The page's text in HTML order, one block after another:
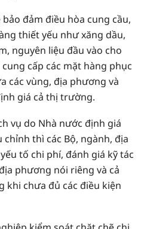
đảm điều hòa cung cầu,
thiết yếu như xăng dầu,
nguyên liệu đầu vào cho
cấp các mặt hàng phục
các vùng, địa phương và
giá cả thị trường.
vụ do Nhà nước định giá
thì các Bộ, ngành, địa
tố chi phí, đánh giá kỹ tác
phương nói riêng và cả
khi chưa đủ các điều kiện